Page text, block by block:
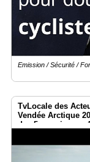
Emission / Sécurité /
TvLocale des
Vendée Arctique
des 5 premiers ce